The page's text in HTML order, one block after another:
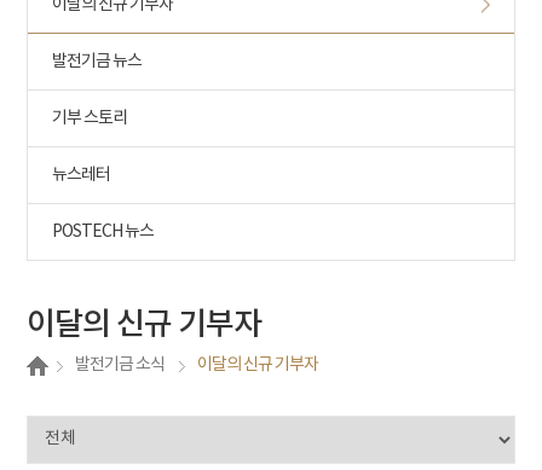
이달의 신규 기부자
발전기금 뉴스
기부 스토리
뉴스레터
POSTECH 뉴스
이달의 신규 기부자
발전기금 소식 이달의 신규 기부자